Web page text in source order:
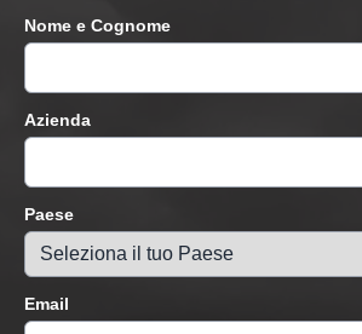
Nome e Cognome
Azienda
Paese
Email